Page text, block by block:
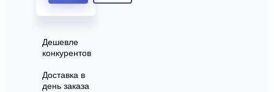
Дешевле
конкурентов
Доставка в
день заказа